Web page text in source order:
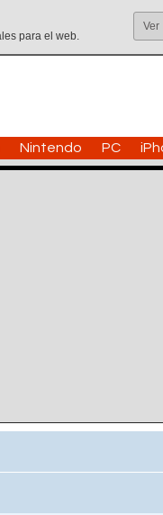
para el web.
Ver
Nintendo PC